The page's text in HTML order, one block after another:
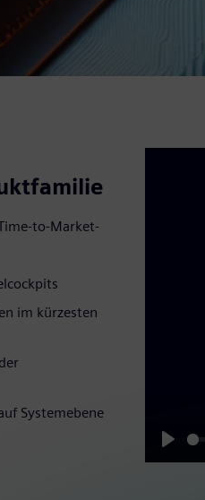
to-Market-
im kürzesten
Systemebene
Play